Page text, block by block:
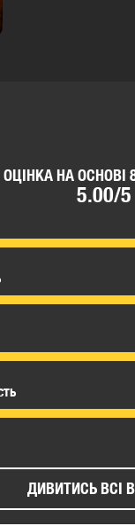
ОЦІНКА НА ОСНОВІ
5.00/5
ДИВИТИСЬ ВСІ